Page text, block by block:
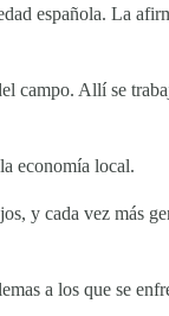
española. La
campo. Allí se
economía local.
y cada vez más
a los que se